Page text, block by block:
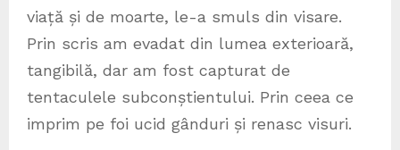
viață și de moarte, le-a smuls din visare.
Prin scris am evadat din lumea exterioară,
tangibilă, dar am fost capturat de
tentaculele subconștientului. Prin ceea ce
imprim pe foi ucid gânduri și renasc visuri.